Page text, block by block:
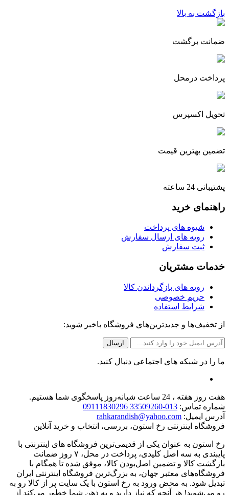
بازگشت به بالا
ضمانت برگشت
پرداخت درمحل
تحویل اکسپرس
تضمین بهترین قیمت
پشتیبانی 24 ساعته
راهنمای خرید
شیوه های پرداخت
رویه های ارسال سفارش
ثبت سفارش
خدمات مشتریان
رویه های بازگرداندن کالا
حریم خصوصی
شرایط استفاده
از تخفیف‌ها و جدیدترین‌های فروشگاه باخبر شوید:
ما را در شبکه های اجتماعی دنبال کنید.
هفت روز هفته ، 24 ساعت شبانه‌روز پاسخگوی شما هستیم.
شماره تماس: 013-33509260 09111830296
آدرس ایمیل: rahkarandish@yahoo.com
فروشگاه اینترنتی رخ استون، بررسی، انتخاب و خرید آنلاین
رخ استون به عنوان یکی از قدیمی‌ترین فروشگاه های اینترنتی با
پایبندی به سه اصل کلیدی، پرداخت در محل، ۷ روز ضمانت
بازگشت کالا و تضمین اصل‌بودن کالا، موفق شده تا همگام با
فروشگاه‌های معتبر جهان، به بزرگ‌ترین فروشگاه اینترنتی ایران
تبدیل شود. به محض ورود به رخ استون با یک سایت پر از کالا رو به
رو می‌شوید! هر آنچه که نیاز دارید و به ذهن شما خطور می‌کند از